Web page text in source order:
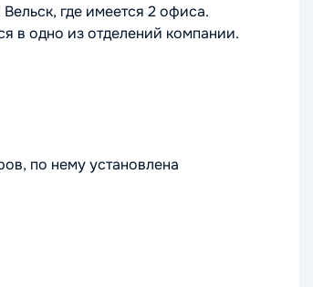
где имеется 2 офиса.
в одно из отделений компании.
по нему установлена